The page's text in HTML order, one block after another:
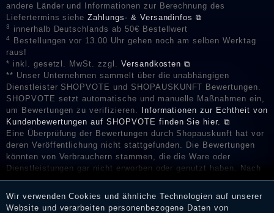
andere Länder und Informationen zur Berechnung des
Liefertermins sieheZahlungs- & Versandinfos ⧉
3 innerhalb Deutschlands ab 50€ Bestellwert
4
Bestellungen vor 13.00 Uhr gehen noch am selben Werktag
raus!
* inkl. gesetzl. MwSt. zzgl. Versandkosten ⧉
** Unser Unternehmen sammelt über die unabhängigen
Dienstleister SHOPVOTE und SHOPAUSKUNFT Bewertungen.
SHOPVOTE setzt automatische und manuelle Maßnahmen ein,
um Bewertungen zu verifizieren.
Informationen zur Echtheit von
Kundenbewertungen auf SHOPVOTE finden Sie hier. ⧉
Eine Überprüfung der Bewertungen durch Shopauskunft hat vor
deren Veröffentlichung nicht stattgefunden. Die Bewertungen
könnten von Verbrauchern stammen, die die Ware oder
Dienstleistungen gar nicht erworben oder genutzt haben. Nach
Erhalt einer Benachrichtigungs-E-Mail können Händler die
Bewertungen verifizieren und über die erfolgte Verifizierung im
Shop informieren.
Wir verwenden Cookies und ähnliche Technologien auf unserer
Website und verarbeiten personenbezogene Daten von